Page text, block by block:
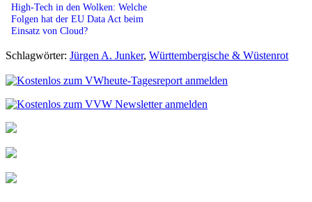
High-Tech in den Wolken: Welche
Folgen hat der EU Data Act beim
Einsatz von Cloud?
Schlagwörter: Jürgen A. Junker, Württembergische & Wüstenrot